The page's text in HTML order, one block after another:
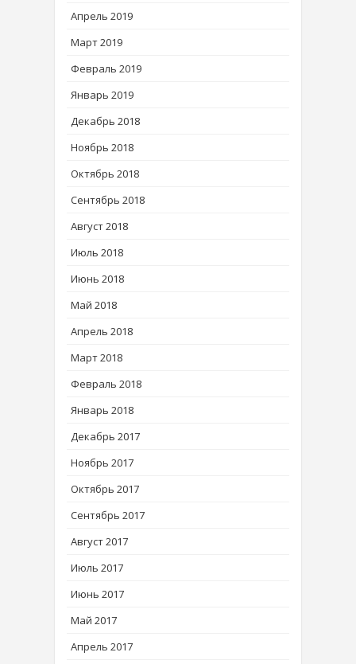
Апрель 2019
Март 2019
Февраль 2019
Январь 2019
Декабрь 2018
Ноябрь 2018
Октябрь 2018
Сентябрь 2018
Август 2018
Июль 2018
Июнь 2018
Май 2018
Апрель 2018
Март 2018
Февраль 2018
Январь 2018
Декабрь 2017
Ноябрь 2017
Октябрь 2017
Сентябрь 2017
Август 2017
Июль 2017
Июнь 2017
Май 2017
Апрель 2017